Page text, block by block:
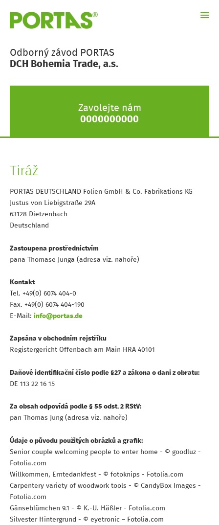
Odborný závod PORTAS
DCH Bohemia Trade, a.s.
Zavolejte nám
0000000000
Tiráž
PORTAS DEUTSCHLAND Folien GmbH & Co. Fabrikations KG
Justus von Liebigstraße 29A
63128 Dietzenbach
Deutschland
Zastoupena prostřednictvím
pana Thomase Junga (adresa viz. nahoře)
Kontakt
Tel. +49(0) 6074 404-0
Fax. +49(0) 6074 404-190
E-Mail: info@portas.de
Zapsána v obchodním rejstříku
Registergericht Offenbach am Main HRA 40101
Daňové identifikační číslo podle §27 a zákona o dani z obratu:
DE 113 22 16 15
Za obsah odpovídá podle § 55 odst. 2 RStV:
pan Thomas Jung (adresa viz. nahoře)
Údaje o původu použitých obrázků a grafik:
Senior couple welcoming people to enter home - © goodluz -
Fotolia.com
Willkommen, Erntedankfest - © fotoknips - Fotolia.com
Carpentery variety of woodwork tools - © CandyBox Images -
Fotolia.com
Gänseblümchen 9.1 - © K.-U. Häßler - Fotolia.com
Silvester Hintergrund - © eyetronic – Fotolia.com
Galerie
Kontakt
Tiráž